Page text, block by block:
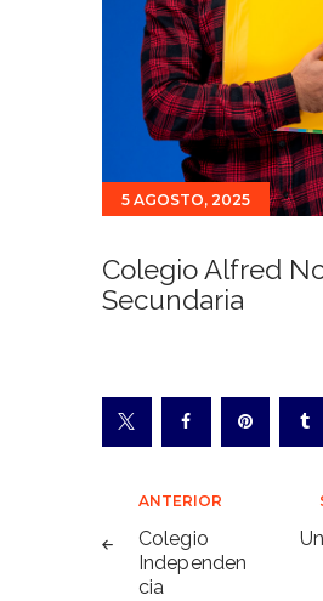
5 AGOSTO, 2025
Colegio Alfred
Secundaria
Navegación
de
entradas
ANTERIOR
Colegio
Independen
cia